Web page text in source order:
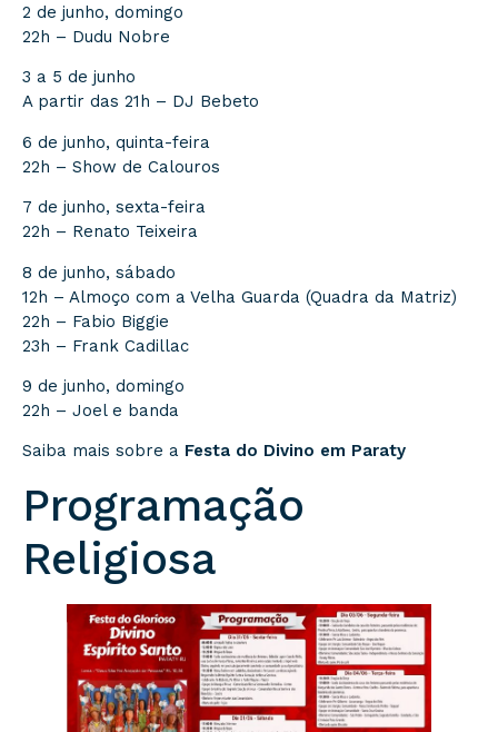
2 de junho, domingo
22h – Dudu Nobre
3 a 5 de junho
A partir das 21h – DJ Bebeto
6 de junho, quinta-feira
22h – Show de Calouros
7 de junho, sexta-feira
22h – Renato Teixeira
8 de junho, sábado
12h – Almoço com a Velha Guarda (Quadra da Matriz)
22h – Fabio Biggie
23h – Frank Cadillac
9 de junho, domingo
22h – Joel e banda
Saiba mais sobre a Festa do Divino em Paraty
Programação
Religiosa